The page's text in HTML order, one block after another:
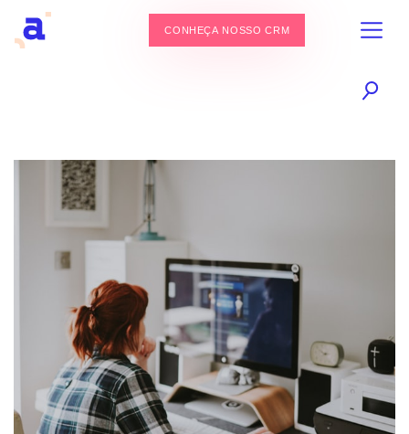
CONHEÇA NOSSO CRM